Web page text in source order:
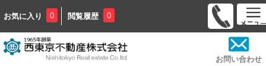
お気に入り 0 閲覧履歴 0
お問い合わせ